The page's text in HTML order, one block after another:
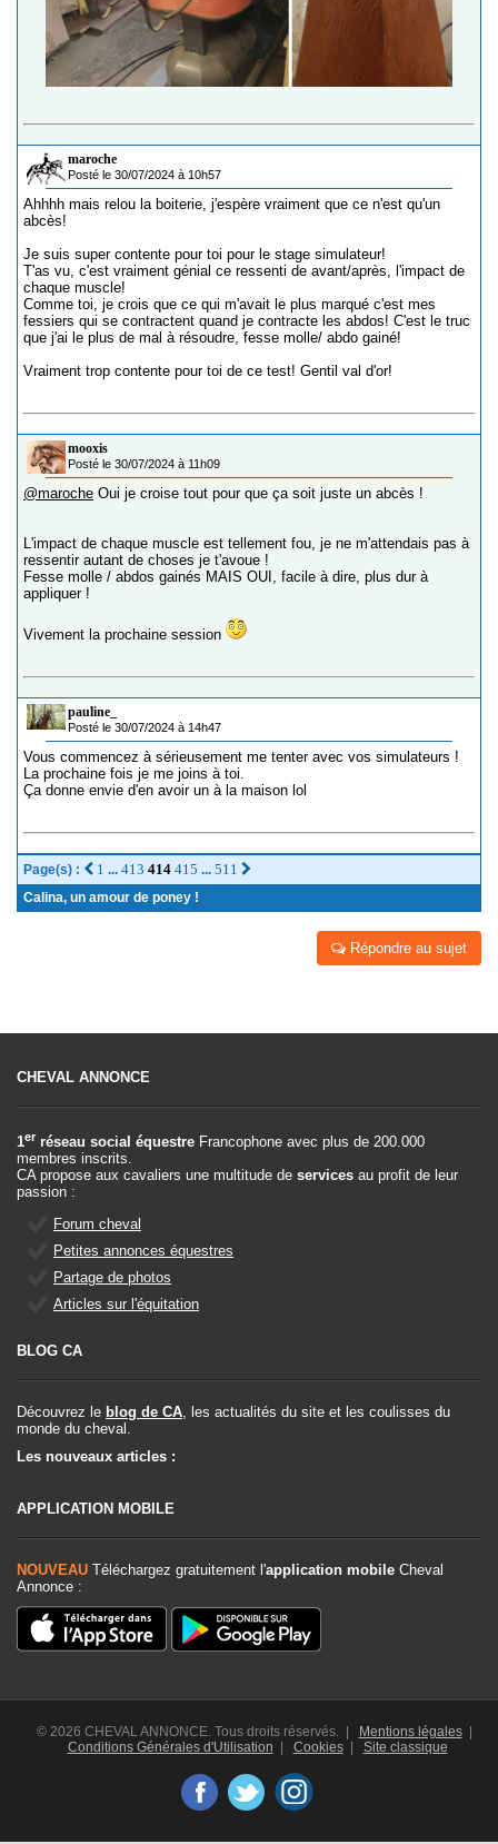
maroche
Posté le 30/07/2024 à 10h57
Ahhhh mais relou la boiterie, j'espère vraiment que ce n'est qu'un
abcès!
Je suis super contente pour toi pour le stage simulateur!
T'as vu, c'est vraiment génial ce ressenti de avant/après, l'impact de
chaque muscle!
Comme toi, je crois que ce qui m'avait le plus marqué c'est mes
fessiers qui se contractent quand je contracte les abdos! C'est le truc
que j'ai le plus de mal à résoudre, fesse molle/ abdo gainé!
Vraiment trop contente pour toi de ce test! Gentil val d'or!
mooxis
Posté le 30/07/2024 à 11h09
@maroche Oui je croise tout pour que ça soit juste un abcès !
L'impact de chaque muscle est tellement fou, je ne m'attendais pas à
ressentir autant de choses je t'avoue !
Fesse molle / abdos gainés MAIS OUI, facile à dire, plus dur à
appliquer !
Vivement la prochaine session
pauline_
Posté le 30/07/2024 à 14h47
Vous commencez à sérieusement me tenter avec vos simulateurs !
La prochaine fois je me joins à toi.
Ça donne envie d'en avoir un à la maison lol
Page(s) : 1 ... 413 414 415 ... 511
Calina, un amour de poney !
Répondre au sujet
CHEVAL ANNONCE
1er réseau social équestre Francophone avec plus de 200.000
membres inscrits.
CA propose aux cavaliers une multitude de services au profit de leur
passion :
Forum cheval
Petites annonces équestres
Partage de photos
Articles sur l'équitation
BLOG CA
Découvrez le blog de CA, les actualités du site et les coulisses du
monde du cheval.
Les nouveaux articles :
APPLICATION MOBILE
NOUVEAU Téléchargez gratuitement l'application mobile Cheval
Annonce :
© 2026 CHEVAL ANNONCE. Tous droits réservés. | Mentions légales|
Conditions Générales d'Utilisation
Cookies| Site classique